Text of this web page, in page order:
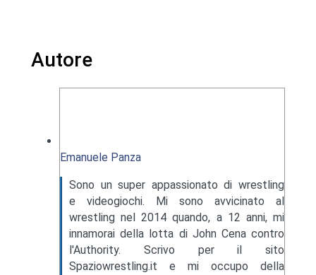
Autore
Emanuele Panza
Sono un super appassionato di wrestling
e videogiochi. Mi sono avvicinato al
wrestling nel 2014 quando, a 12 anni, mi
innamorai della lotta di John Cena contro
l'Authority. Scrivo per il sito
Spaziowrestling.it e mi occupo della